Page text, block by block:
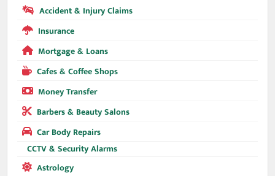
Accident & Injury Claims
Insurance
Mortgage & Loans
Cafes & Coffee Shops
Money Transfer
Barbers & Beauty Salons
Car Body Repairs
CCTV & Security Alarms
Astrology